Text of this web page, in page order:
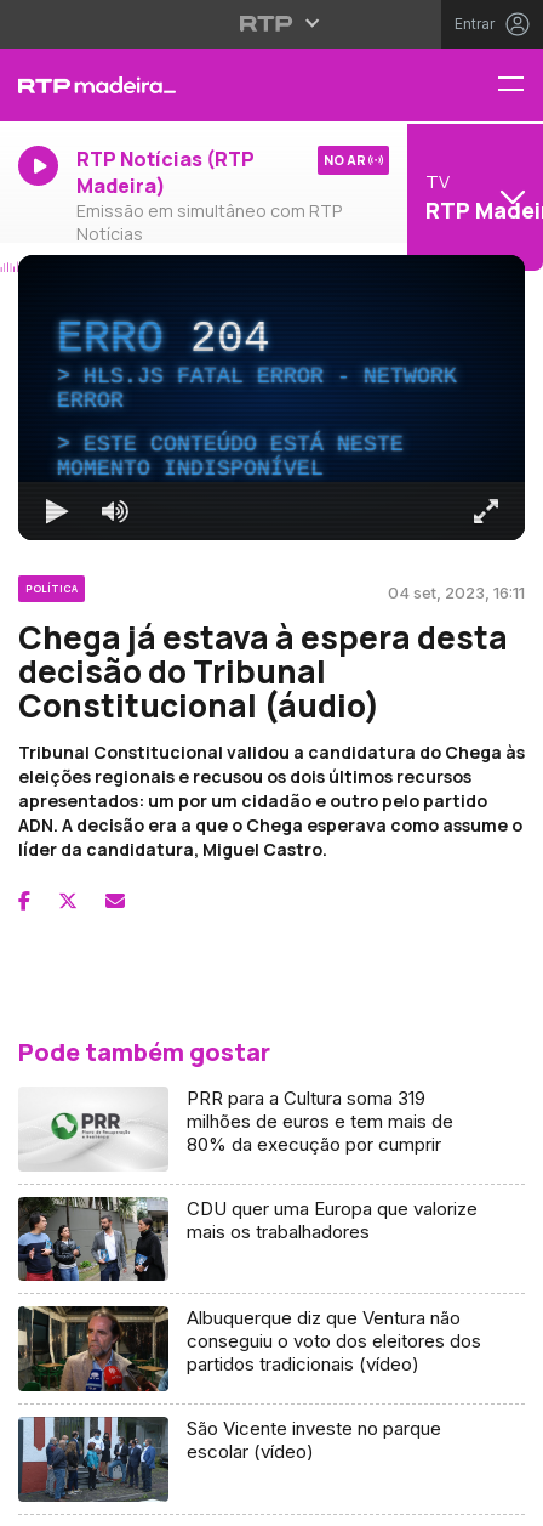
Entrar
RTP Notícias (RTP
Madeira)
Emissão em simultâneo com RTP
Notícias
NO AR
TV
RTP
ERRO204
HLS.JS FATAL ERROR - NETWORK
ERROR
ESTE CONTEÚDO ESTÁ NESTE
MOMENTO INDISPONÍVEL
POLÍTICA 04 set, 2023, 16:11
Chega já estava à espera desta
decisão do Tribunal
Constitucional (áudio)
Tribunal Constitucional validou a candidatura do Chega às
eleições regionais e recusou os dois últimos recursos
apresentados: um por um cidadão e outro pelo partido
ADN. A decisão era a que o Chega esperava como assume o
líder da candidatura, Miguel Castro.
Pode também gostar
PRR para a Cultura soma 319
milhões de euros e tem mais de
80% da execução por cumprir
CDU quer uma Europa que valorize
mais os trabalhadores
Albuquerque diz que Ventura não
conseguiu o voto dos eleitores dos
partidos tradicionais (vídeo)
São Vicente investe no parque
escolar (vídeo)